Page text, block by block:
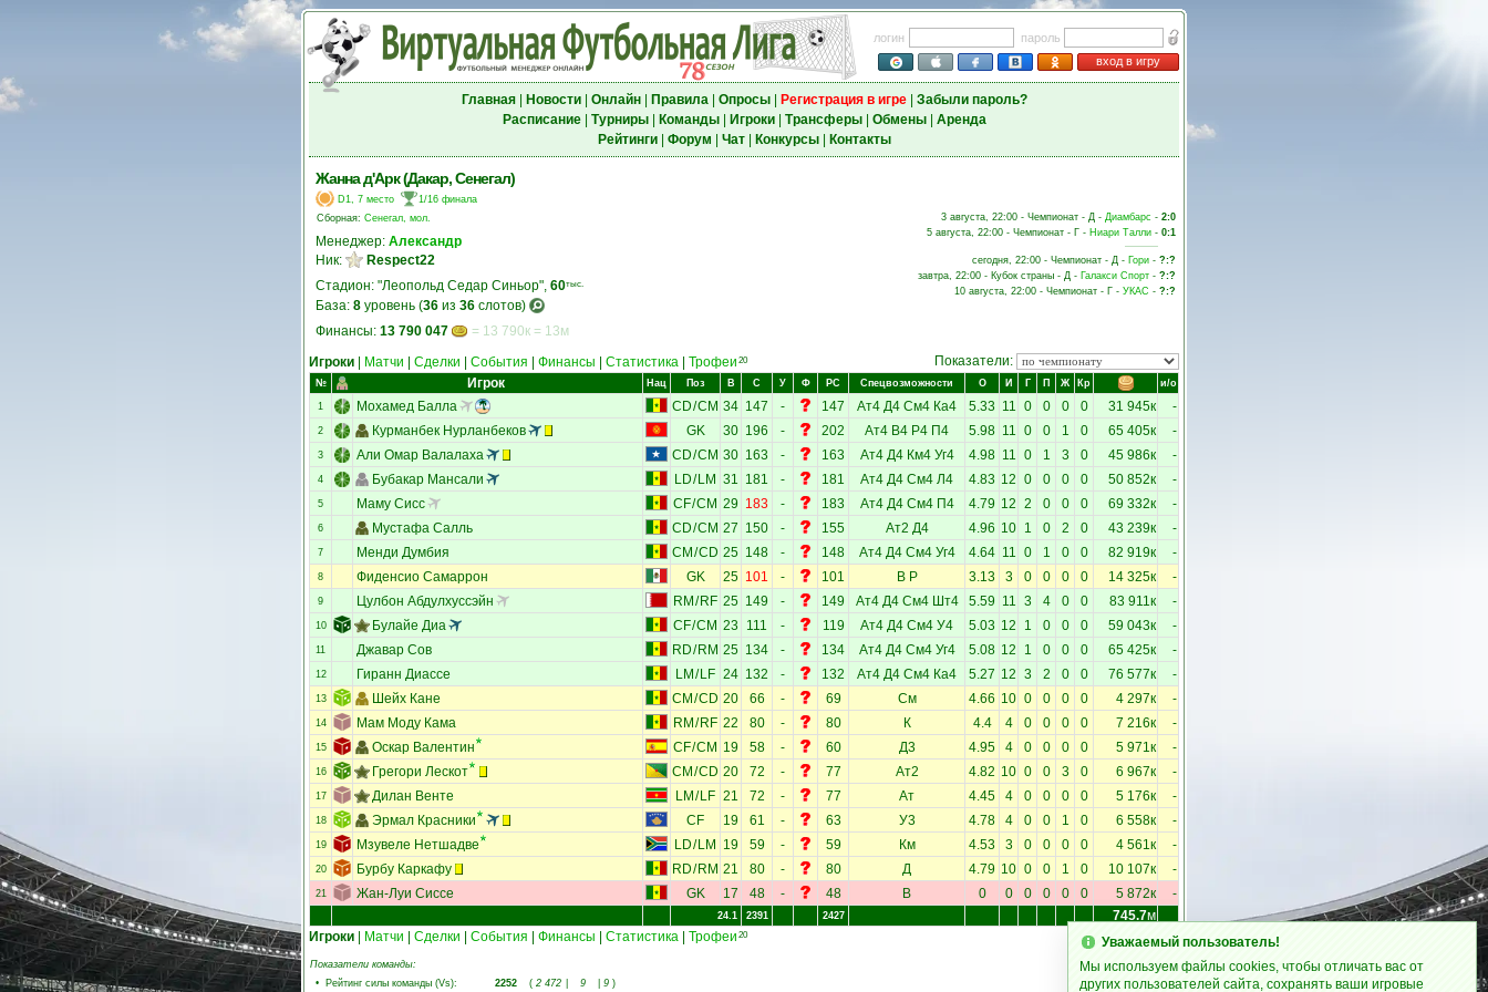
логин
пароль
вход в игру
Главная| Новости| Онлайн| Правила| Опросы| Регистрация в игре| Забыли пароль?
Расписание| Турниры| Команды| Игроки| Трансферы| Обмены| Аренда
Рейтинги| Форум Чат| Конкурсы| Контакты
Жанна д'Арк (Дакар, Сенегал)
D1, 7 место
1/16 финала
Сборная: Сенегал, мол.
Менеджер: Александр
Ник:
Respect22
Стадион: "Леопольд Седар Синьор", 60тыс.
База: 8 уровень (36 из 36 слотов)
Финансы: 13 790 047 = 13 790к = 13м
3 августа, 22:00 - Чемпионат - Д - Диамбарс - 2:0
5 августа, 22:00 - Чемпионат - Г - Ниари Талли - 0:1
сегодня, 22:00 - Чемпионат - Д - Гори - ?:?
завтра, 22:00 - Кубок страны - Д - Галакси Спорт - ?:?
10 августа, 22:00 - Чемпионат - Г - УКАС - ?:?
Игроки Матчи Сделки События Финансы Статистика Трофеи 20 Показатели:
№ Игрок Нац Поз В С У Ф РС Спецвозможности О И Г П Ж Кр и/о
1 Мохамед Балла CD/CM 34 147 - 147 Ат4 Д4 См4 Ка4 5.33 11 0 0 0 0 31 945к -
2 Курманбек Нурланбеков GK 30 196 - 202 Ат4 В4 Р4 П4 5.98 11 0 0 1 0 65 405к -
3 Али Омар Валалаха CD/CM 30 163 - 163 Ат4 Д4 Км4 Уг4 4.98 11 0 1 3 0 45 986к -
4 Бубакар Мансали LD/ LM 31 181 - 181 Ат4 Д4 См4 Л4 4.83 12 0 0 0 0 50 852к -
5 Маму Сисс CF/CM 29 183 - 183 Ат4 Д4 См4 П4 4.79 12 2 0 0 0 69 332к -
6 Мустафа Салль CD/CM 27 150 - 155 Ат2 Д4 4.96 10 1 0 2 0 43 239к -
7 Менди Думбия CM /CD 25 148 - 148 Ат4 Д4 См4 Уг4 4.64 11 0 1 0 0 82 919к -
8 Фиденсио Самаррон GK 25 101 - 101 В Р 3.13 3 0 0 0 0 14 325к -
9 Цулбон Абдулхуссэйн RM / RF 25 149 - 149 Ат4 Д4 См4 Шт4 5.59 11 3 4 0 0 83 911к -
10 Булайе Диа CF/CM 23 111 - 119 Ат4 Д4 См4 У4 5.03 12 1 0 0 0 59 043к -
11 Джавар Сов RD/ RM 25 134 - 134 Ат4 Д4 См4 Уг4 5.08 12 1 0 0 0 65 425к -
12 Гиранн Диассе LM / LF 24 132 - 132 Ат4 Д4 См4 Ка4 5.27 12 3 2 0 0 76 577к -
13 Шейх Кане CM /CD 20 66 - 69 См 4.66 10 0 0 0 0 4 297к -
14 Мам Моду Кама RM / RF 22 80 - 80 К 4.4 4 0 0 0 0 7 216к -
15 Оскар Валентин CF/CM 19 58 - 60 Д3 4.95 4 0 0 0 0 5 971к -
16 Грегори Лескот CM /CD 20 72 - 77 Ат2 4.82 10 0 0 3 0 6 967к -
17 Дилан Венте LM / LF 21 72 - 77 Ат 4.45 4 0 0 0 0 5 176к -
18 Эрмал Красники CF 19 61 - 63 У3 4.78 4 0 0 1 0 6 558к -
19 Мзувеле Нетшадве LD/ LM 19 59 - 59 Км 4.53 3 0 0 0 0 4 561к -
20 Бурбу Каркафу RD/ RM 21 80 - 80 Д 4.79 10 0 0 1 0 10 107к -
21 Жан-Луи Сиссе GK 17 48 - 48 В 0 0 0 0 0 0 5 872к -
24.1 2391 2427 745.7м
Игроки
Матчи Сделки События Финансы Статистика Трофеи 20
Показатели команды:
• Рейтинг силы команды (Vs): 2252 ( 2 472 9 9 )
Уважаемый пользователь!
Мы используем файлы cookies, чтобы отличать вас от
других пользователей сайта, сохранять ваши игровые